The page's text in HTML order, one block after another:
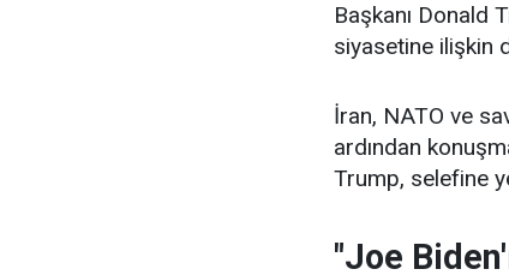
Başkanı Donald
siyasetine ilişkin
İran, NATO ve
ardından
Trump, selefine
"Joe